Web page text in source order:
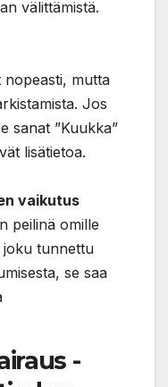
välittämistä.
nopeasti, mutta
Jos
sanat ”Kuukka”
lisätietoa.
vaikutus
peilinä omille
joku tunnettu
se saa
-